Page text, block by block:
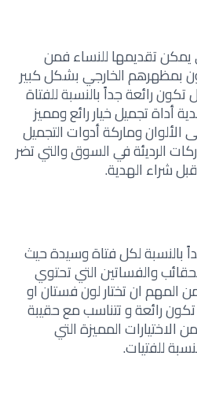
تقديمها للنساء فمن
بمظهرهم الخارجي بشكل كبير
رائعة جداً بالنسبة للفتاة
أداة تجميل خيار رائع ومميز
الألوان وماركة أدوات التجميل
الرديئة في السوق والتي تضر
شراء الهدية.
بالنسبة لكل فتاة وسيدة حيث
والفساتين التي تحتوي
المهم ان تختار لون فستان او
رائعة و تتناسب مع حقيبة
من الاختيارات المميزة التي
للفتيات.